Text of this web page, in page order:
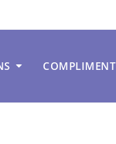
COMPLIMENT